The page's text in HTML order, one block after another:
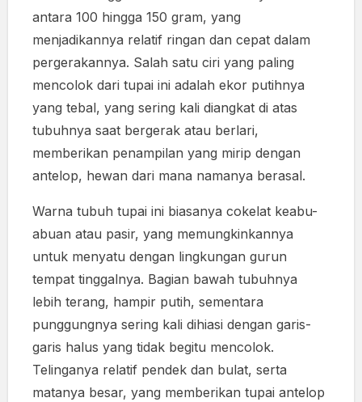
antara 100 hingga 150 gram, yang
menjadikannya relatif ringan dan cepat dalam
pergerakannya. Salah satu ciri yang paling
mencolok dari tupai ini adalah ekor putihnya
yang tebal, yang sering kali diangkat di atas
tubuhnya saat bergerak atau berlari,
memberikan penampilan yang mirip dengan
antelop, hewan dari mana namanya berasal.
Warna tubuh tupai ini biasanya cokelat keabu-
abuan atau pasir, yang memungkinkannya
untuk menyatu dengan lingkungan gurun
tempat tinggalnya. Bagian bawah tubuhnya
lebih terang, hampir putih, sementara
punggungnya sering kali dihiasi dengan garis-
garis halus yang tidak begitu mencolok.
Telinganya relatif pendek dan bulat, serta
matanya besar, yang memberikan tupai antelop